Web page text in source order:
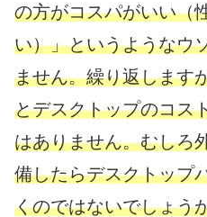
の方がコスパがいい（
い）」というようなウ
ません。繰り返します
とデスクトップのコス
はありません。むしろ
備したらデスクトップ
くのではないでしょう